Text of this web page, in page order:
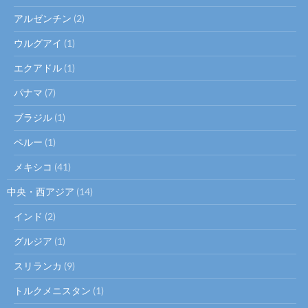
アルゼンチン (2)
ウルグアイ (1)
エクアドル (1)
パナマ (7)
ブラジル (1)
ペルー (1)
メキシコ (41)
中央・西アジア (14)
インド (2)
グルジア (1)
スリランカ (9)
トルクメニスタン (1)